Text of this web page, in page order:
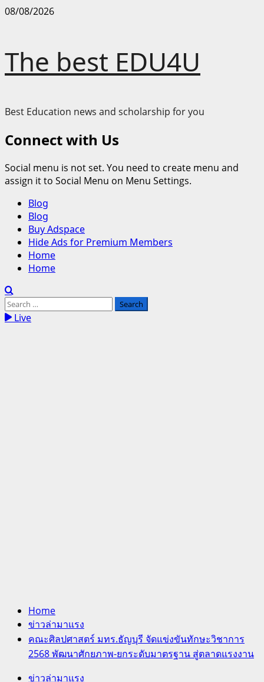
Skip
08/08/2026
The best EDU4U
Best Education news and scholarship for you
Connect with Us
Social menu is not set. You need to create menu and
assign it to Social Menu on Menu Settings.
Primary
Menu
Blog
Blog
Buy Adspace
Hide Ads for Premium Members
Home
Home
Search
for:Live
Home
ข่าวล่ามาแรง
คณะศิลปศาสตร์ มทร.ธัญบุรี จัดแข่งขันทักษะวิชาการ
2568 พัฒนาศักยภาพ-ยกระดับมาตรฐาน สู่ตลาดแรงงาน
ข่าวล่ามาแรง